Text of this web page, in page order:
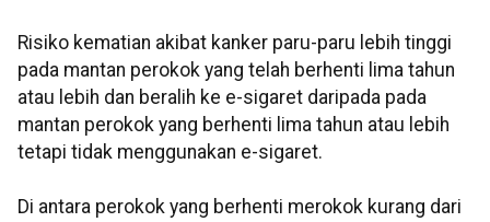
Risiko kematian akibat kanker paru-paru lebih tinggi
pada mantan perokok yang telah berhenti lima tahun
atau lebih dan beralih ke e-sigaret daripada pada
mantan perokok yang berhenti lima tahun atau lebih
tetapi tidak menggunakan e-sigaret.
Di antara perokok yang berhenti merokok kurang dari